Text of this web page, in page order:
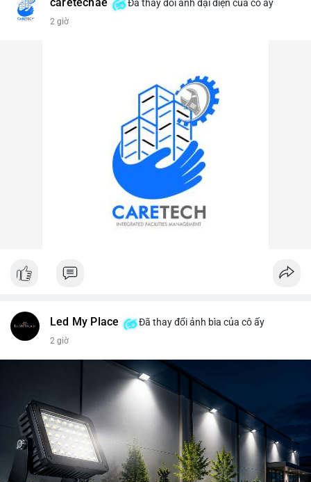
#vlikevn #titanbot
caretechae Đã thay đổi ảnh đại diện của cô ấy
2 giờ
Led My Place Đã thay đổi ảnh bìa của cô ấy
2 giờ